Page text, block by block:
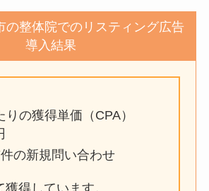
の整体院でのリスティング広告
導入結果
りの獲得単価（CPA）
の新規問い合わせ